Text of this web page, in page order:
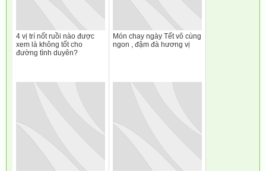
4 vị trí nốt ruồi nào được
xem là không tốt cho
đường tình duyên?
Món chay ngày Tết vô cùng
ngon , đậm đà hương vị